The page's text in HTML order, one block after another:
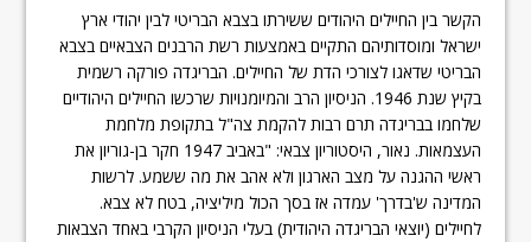
הקשר בין החיילים היהודים ששירתו בצבא הבריטי לבין יהודי ארץ
ישראל ומוסדותיהם התקיים באמצעות רשת הרבנים הצבאיים בצבא
הבריטי שדאגו לצורכי הדת של החיילים. הבריגדה פורקה רשמית
בקיץ שנת 1946. הניסיון הרב והמיומנויות שרכשו החיילים היהודיים
שלחמו בבריגדה תרם רבות להקמת צה"ל בתקופת מלחמת
העצמאות. נאור, היסטוריון צבאי: "באביב 1947 חקר בן-גוריון את
ראשי ההגנה על מצב הארגון ולא אהב את מה ששמע. לרשות
המדינה ש'בדרך' עמדה אז בסך הכול מיליציה, בטח לא צבא.
לחיילים (יוצאי הבריגדה היהודית) בעלי הניסיון הקרבי באחד הצבאות